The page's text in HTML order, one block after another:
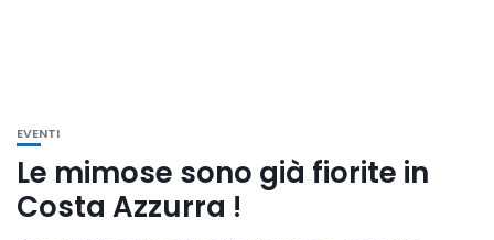
EVENTI
Le mimose sono già fiorite in
Costa Azzurra !